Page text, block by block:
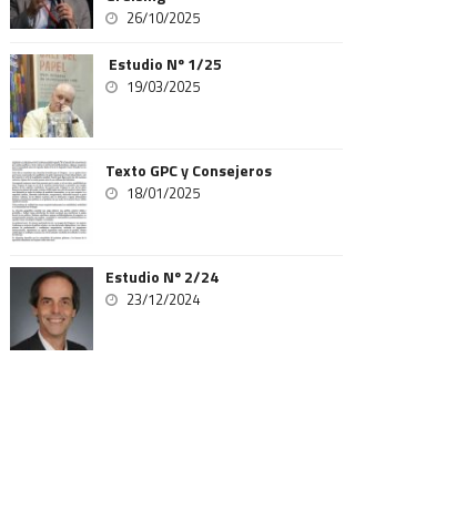
26/10/2025
Estudio Nº 1/25
19/03/2025
Texto GPC y Consejeros
18/01/2025
Estudio Nº 2/24
23/12/2024